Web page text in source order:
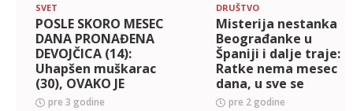
SVET
POSLE SKORO MESEC
DANA PRONAĐENA
DEVOJČICA (14):
Uhapšen muškarac
(30), OVAKO JE
OTKRIVEN!
pre 3 godine
DRUŠTVO
Misterija nestanka
Beograđanke u
Španiji i dalje traje:
Ratke nema mesec
dana, u sve se
uključuje i Interpol
pre 2 godine